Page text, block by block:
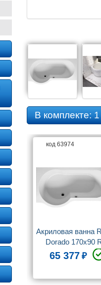
В комплекте:1
код 63974
Акриловая ванна
Dorado 170x90
65 377